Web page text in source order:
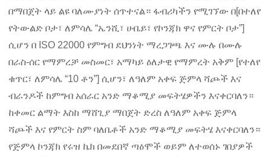
በማበጀት ላይ ልዩ ባለሙያነት ሰጥተናል። ፋብሪካችን የሚገኘው በ[በተለየ
የትውልድ ቦታ፣ ለምሳሌ “ኤንሺ፣ ሁቤይ፣ የኮንጃክ ዋና የምርት ቦታ”]
ሲሆን በ ISO 22000 የምግብ ደህንነት ማረጋገጫ እና ሙሉ በሙሉ
በራስ-ሰር የማምረቻ መስመር፣ አማካይ ዕለታዊ የማምረት አቅም [የተለየ
ቁጥር፣ ለምሳሌ “10 ቶን”] ሲሆን፣ ለዓለም አቀፍ ጅምላ ሻጮች እና
ብራንዶች ከምግብ አሰራር አንድ ማቆሚያ መፍትሄዎችን እናቀርባለን።
ከቀመር ልማት እስከ ማሸጊያ ማበጀት ድረስ ለዓለም አቀፍ ጅምላ
ሻጮች እና የምርት ስም ባለቤቶች አንድ ማቆሚያ መፍትሄ እናቀርባለን።
የጅምላ ኮንጃክ የሩዝ ኬክ በመደበኛ ጣዕሞች ወይም ለተወሰኑ ገበያዎች